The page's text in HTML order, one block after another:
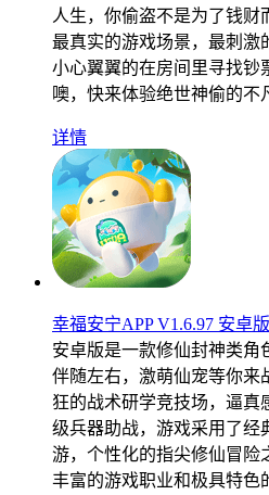
人生，你偷盗不是为了钱财
最真实的游戏场景，最刺激
小心翼翼的在房间里寻找钞
噢，快来体验绝世神偷的不
详情
幸福安宁APP V1.6.97 安卓版
安卓版是一款修仙封神类角
伴随左右，激萌仙宠等你来
狂的战术研学竞技场，逼真
级兵器助战，游戏采用了经
游，个性化的指尖修仙冒险
丰富的游戏职业和极具特色